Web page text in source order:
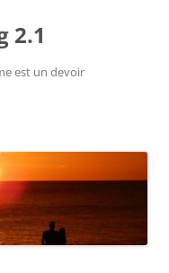
2.1
est un devoir